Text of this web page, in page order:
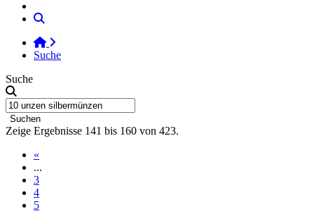
Suche
Suche
Suchen
Zeige Ergebnisse 141 bis 160 von 423.
«
...
3
4
5